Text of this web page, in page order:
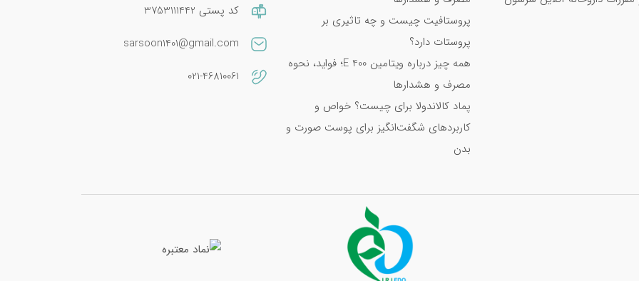
پروستافیت چیست و چه تاثیری بر
پروستات دارد؟
همه چیز درباره ویتامین E 400؛ فواید، نحوه
مصرف و هشدارها
پماد کالاندولا برای چیست؟ خواص و
کاربردهای شگفت‌انگیز برای پوست صورت و
بدن
کد پستی 3753111442
sarsoon1401@gmail.com
021-46810061